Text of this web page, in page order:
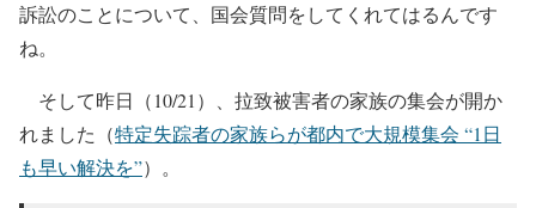
訴訟のことについて、国会質問をしてくれてはるんです
ね。
そして昨日（10/21）、拉致被害者の家族の集会が開か
れました（特定失踪者の家族らが都内で大規模集会 “1日
も早い解決を”）。